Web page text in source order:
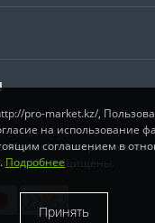
Market.kz Интернет
права защищены.
pro-market.kz/,
на использование
соглашением в
Подробнее
Принять